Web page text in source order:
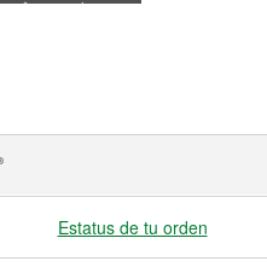
Estatus de tu orden